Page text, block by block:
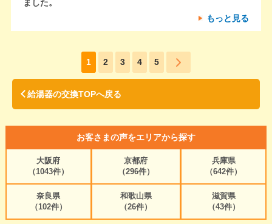
ました。
もっと見る
1 2 3 4 5
給湯器の交換TOPへ戻る
お客さまの声をエリアから探す
大阪府
（1043件）
京都府
（296件）
兵庫県
（642件）
奈良県
（102件）
和歌山県
（26件）
滋賀県
（43件）